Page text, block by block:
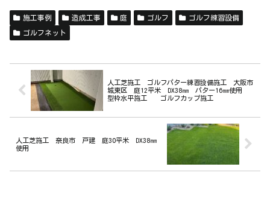
施工事例 造成工事 庭 ゴルフ ゴルフ練習設備
ゴルフネット
人工芝施工 ゴルフパター練習設備施工 大阪市
城東区 庭12平米 DX38㎜ パター16㎜使用
型枠水平施工 ゴルフカップ施工
人工芝施工 奈良市 戸建 庭30平米 DX38㎜
使用